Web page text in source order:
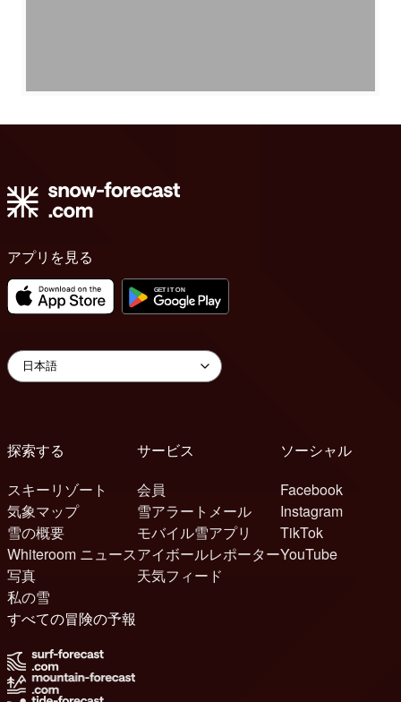
アプリを見る
探索する
スキーリゾート
気象マップ
雪の概要
Whiteroom ニュース
写真
私の雪
サービス
会員
雪アラートメール
モバイル雪アプリ
アイボールレポーター
天気フィード
ソーシャル
Facebook
Instagram
TikTok
YouTube
すべての冒険の予報